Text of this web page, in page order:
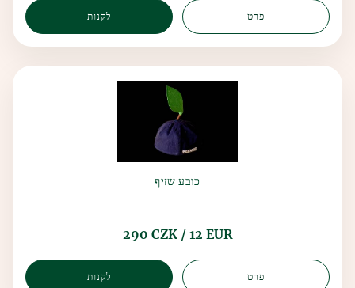
לקנות פרט
כובע שזיף
290 CZK / 12 EUR
לקנות פרט